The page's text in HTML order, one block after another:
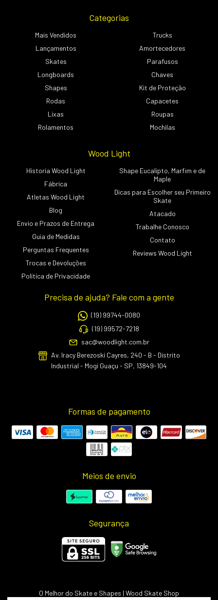
Categorias
Mais Vendidos
Lançamentos
Skates
Longboards
Shapes
Rodas
Lixas
Rolamentos
Trucks
Amortecedores
Parafusos
Chaves
Kit de Proteção
Capacetes
Roupas
Mochilas
Wood Light
Historia Wood Light
Fábrica
Atletas Wood Light
Blog
Envio e Prazos de Entrega
Guia de Medidas
Perguntas Frequentes
Trocas e Devoluções
Política de Privacidade
Shape Eucalipto, Marfim e de
Maple
Dicas para Escolher seu Primeiro
Skate
Atacado
Trabalhe Conosco
Contato
Reviews Wood Light
Precisa de ajuda? Fale com a gente
(19) 99744-0080
(19) 99572-7218
sac@woodlight.com.br
Av. Iracy Berezoski Cayres, 240 - B - Distrito
Industrial - Mogi Guaçu - SP, 13849-104
Formas de pagamento
Meios de envio
Segurança
O Melhor do Skate e Shapes | Wood Skate Shop